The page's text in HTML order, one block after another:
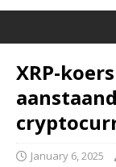
XRP-
January 6, 2025